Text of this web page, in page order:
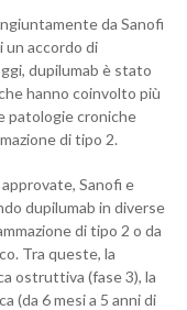
da Sanofi
un accordo di
dupilumab è stato
hanno coinvolto più
patologie croniche
di tipo 2.
Sanofi e
dupilumab in diverse
di tipo 2 o da
Tra queste, la
ostruttiva (fase 3), la
(da 6 mesi a 5 anni di